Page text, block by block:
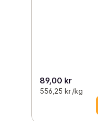
89,00 kr
556,25 kr /kg